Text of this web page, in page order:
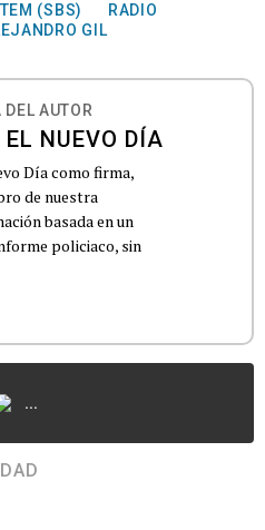
(SBS)
RADIO
GIL
DEL AUTOR
EL NUEVO DÍA
Día como firma,
de nuestra
basada en un
policiaco, sin
...